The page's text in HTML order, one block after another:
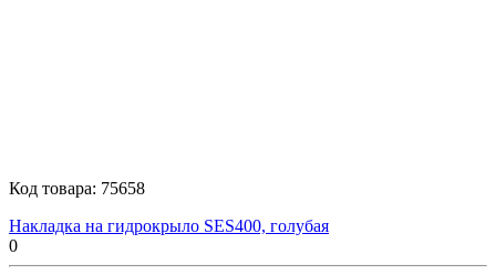
Код товара: 75658
Накладка на гидрокрыло SES400, голубая
0